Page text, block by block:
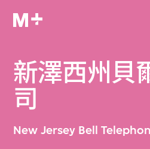
新澤西州貝
司
New Jersey Bell